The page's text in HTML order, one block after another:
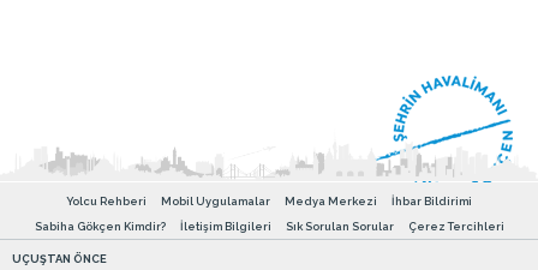
Yolcu Rehberi Mobil Uygulamalar Medya Merkezi
İhbar Bildirimi
Sabiha Gökçen Kimdir?
İletişim Bilgileri Sık Sorulan Sorular Çerez Tercihleri
UÇUŞTAN ÖNCE